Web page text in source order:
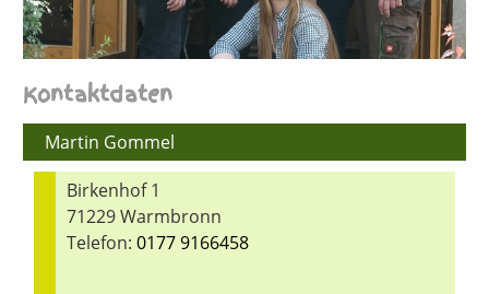
Kontaktdaten
Martin Gommel
Birkenhof 1
71229 Warmbronn
Telefon:0177 9166458